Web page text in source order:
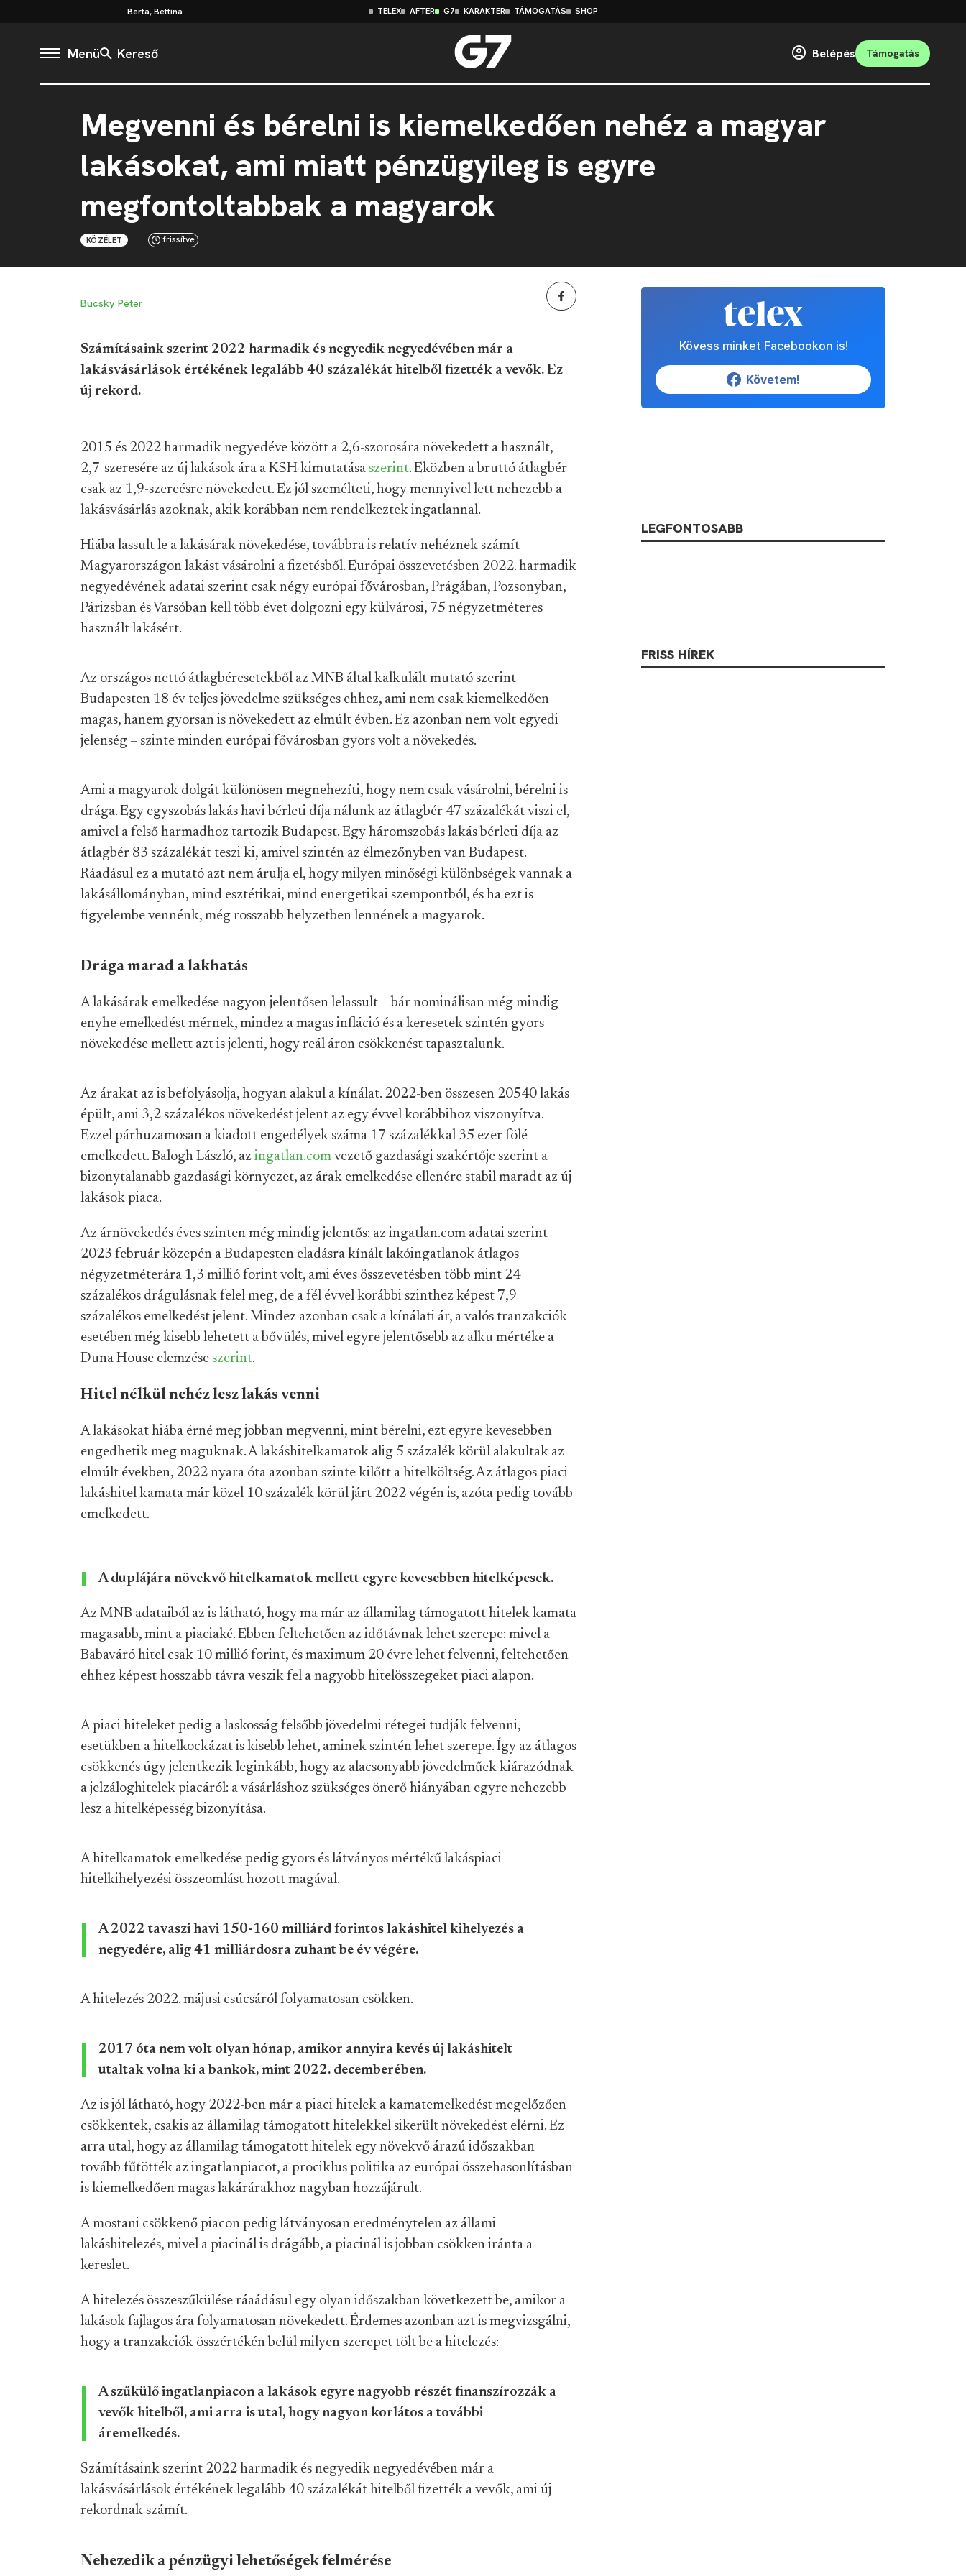
Berta, Bettina TELEX AFTER G7 KARAKTER TÁMOGATÁS SHOP
Menü Kereső Belépés Támogatás
Megvenni és bérelni is kiemelkedően nehéz a magyar
lakásokat, ami miatt pénzügyileg is egyre
megfontoltabbak a magyarok
KÖZÉLET frissítve
Bucsky Péter
Számításaink szerint 2022 harmadik és negyedik negyedévében már a
lakásvásárlások értékének legalább 40 százalékát hitelből fizették a vevők. Ez
új rekord.
2015 és 2022 harmadik negyedéve között a 2,6-szorosára növekedett a használt,
2,7-szeresére az új lakások ára a KSH kimutatása szerint. Eközben a bruttó átlagbér
csak az 1,9-szereésre növekedett. Ez jól személteti, hogy mennyivel lett nehezebb a
lakásvásárlás azoknak, akik korábban nem rendelkeztek ingatlannal.
Hiába lassult le a lakásárak növekedése, továbbra is relatív nehéznek számít
Magyarországon lakást vásárolni a fizetésből. Európai összevetésben 2022. harmadik
negyedévének adatai szerint csak négy európai fővárosban, Prágában, Pozsonyban,
Párizsban és Varsóban kell több évet dolgozni egy külvárosi, 75 négyzetméteres
használt lakásért.
Az országos nettó átlagbéresetekből az MNB által kalkulált mutató szerint
Budapesten 18 év teljes jövedelme szükséges ehhez, ami nem csak kiemelkedően
magas, hanem gyorsan is növekedett az elmúlt évben. Ez azonban nem volt egyedi
jelenség – szinte minden európai fővárosban gyors volt a növekedés.
Ami a magyarok dolgát különösen megnehezíti, hogy nem csak vásárolni, bérelni is
drága. Egy egyszobás lakás havi bérleti díja nálunk az átlagbér 47 százalékát viszi el,
amivel a felső harmadhoz tartozik Budapest. Egy háromszobás lakás bérleti díja az
átlagbér 83 százalékát teszi ki, amivel szintén az élmezőnyben van Budapest.
Ráadásul ez a mutató azt nem árulja el, hogy milyen minőségi különbségek vannak a
lakásállományban, mind esztétikai, mind energetikai szempontból, és ha ezt is
figyelembe vennénk, még rosszabb helyzetben lennének a magyarok.
Drága marad a lakhatás
A lakásárak emelkedése nagyon jelentősen lelassult – bár nominálisan még mindig
enyhe emelkedést mérnek, mindez a magas infláció és a keresetek szintén gyors
növekedése mellett azt is jelenti, hogy reál áron csökkenést tapasztalunk.
Az árakat az is befolyásolja, hogyan alakul a kínálat. 2022-ben összesen 20540 lakás
épült, ami 3,2 százalékos növekedést jelent az egy évvel korábbihoz viszonyítva.
Ezzel párhuzamosan a kiadott engedélyek száma 17 százalékkal 35 ezer fölé
emelkedett. Balogh László, az ingatlan.com vezető gazdasági szakértője szerint a
bizonytalanabb gazdasági környezet, az árak emelkedése ellenére stabil maradt az új
lakások piaca.
Az árnövekedés éves szinten még mindig jelentős: az ingatlan.com adatai szerint
2023 február közepén a Budapesten eladásra kínált lakóingatlanok átlagos
négyzetméterára 1,3 millió forint volt, ami éves összevetésben több mint 24
százalékos drágulásnak felel meg, de a fél évvel korábbi szinthez képest 7,9
százalékos emelkedést jelent. Mindez azonban csak a kínálati ár, a valós tranzakciók
esetében még kisebb lehetett a bővülés, mivel egyre jelentősebb az alku mértéke a
Duna House elemzése szerint.
Hitel nélkül nehéz lesz lakás venni
A lakásokat hiába érné meg jobban megvenni, mint bérelni, ezt egyre kevesebben
engedhetik meg maguknak. A lakáshitelkamatok alig 5 százalék körül alakultak az
elmúlt években, 2022 nyara óta azonban szinte kilőtt a hitelköltség. Az átlagos piaci
lakáshitel kamata már közel 10 százalék körül járt 2022 végén is, azóta pedig tovább
emelkedett.
A duplájára növekvő hitelkamatok mellett egyre kevesebben hitelképesek.
Az MNB adataiból az is látható, hogy ma már az államilag támogatott hitelek kamata
magasabb, mint a piaciaké. Ebben feltehetően az időtávnak lehet szerepe: mivel a
Babaváró hitel csak 10 millió forint, és maximum 20 évre lehet felvenni, feltehetően
ehhez képest hosszabb távra veszik fel a nagyobb hitelösszegeket piaci alapon.
A piaci hiteleket pedig a laskosság felsőbb jövedelmi rétegei tudják felvenni,
esetükben a hitelkockázat is kisebb lehet, aminek szintén lehet szerepe. Így az átlagos
csökkenés úgy jelentkezik leginkább, hogy az alacsonyabb jövedelműek kiárazódnak
a jelzáloghitelek piacáról: a vásárláshoz szükséges önerő hiányában egyre nehezebb
lesz a hitelképesség bizonyítása.
A hitelkamatok emelkedése pedig gyors és látványos mértékű lakáspiaci
hitelkihelyezési összeomlást hozott magával.
A 2022 tavaszi havi 150-160 milliárd forintos lakáshitel kihelyezés a
negyedére, alig 41 milliárdosra zuhant be év végére.
A hitelezés 2022. májusi csúcsáról folyamatosan csökken.
2017 óta nem volt olyan hónap, amikor annyira kevés új lakáshitelt
utaltak volna ki a bankok, mint 2022. decemberében.
Az is jól látható, hogy 2022-ben már a piaci hitelek a kamatemelkedést megelőzően
csökkentek, csakis az államilag támogatott hitelekkel sikerült növekedést elérni. Ez
arra utal, hogy az államilag támogatott hitelek egy növekvő árazú időszakban
tovább fűtötték az ingatlanpiacot, a prociklus politika az európai összehasonlításban
is kiemelkedően magas lakárárakhoz nagyban hozzájárult.
A mostani csökkenő piacon pedig látványosan eredménytelen az állami
lakáshitelezés, mivel a piacinál is drágább, a piacinál is jobban csökken iránta a
kereslet.
A hitelezés összeszűkülése ráaádásul egy olyan időszakban következett be, amikor a
lakások fajlagos ára folyamatosan növekedett. Érdemes azonban azt is megvizsgálni,
hogy a tranzakciók összértékén belül milyen szerepet tölt be a hitelezés:
A szűkülő ingatlanpiacon a lakások egyre nagyobb részét finanszírozzák a
vevők hitelből, ami arra is utal, hogy nagyon korlátos a további
áremelkedés.
Számításaink szerint 2022 harmadik és negyedik negyedévében már a
lakásvásárlások értékének legalább 40 százalékát hitelből fizették a vevők, ami új
rekordnak számít.
Nehezedik a pénzügyi lehetőségek felmérése
Kövess minket Facebookon is!
Követem!
LEGFONTOSABB
FRISS HÍREK